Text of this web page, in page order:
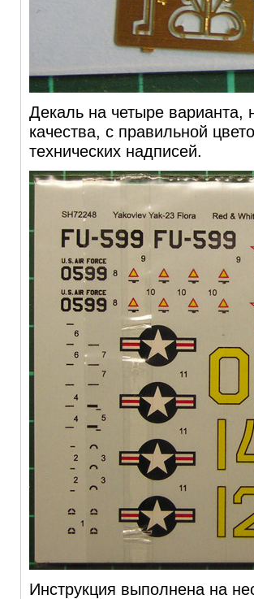
Декаль на четыре варианта,
качества, с правильной
технических надписей.
Инструкция выполнена на